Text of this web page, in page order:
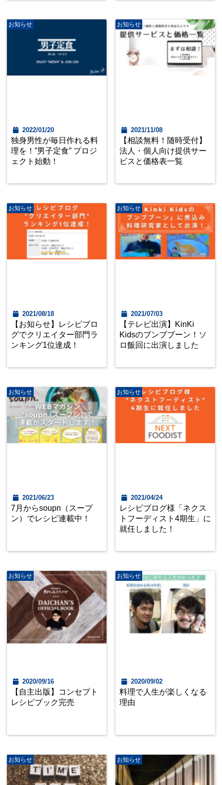
お知らせ
2022/01/20
独身男性が毎日作れる料
理を！”男子定食” プロジ
ェクト始動！
お知らせ
2021/11/08
【相談無料！随時受付】
法人・個人向け提供サー
ビスと価格表一覧
お知らせ
2021/08/18
【お知らせ】レシピブロ
グでクリエイター部門ラ
ンキング1位達成！
お知らせ
2021/07/03
【テレビ出演】KinKi
Kidsのブンブブーン！ソ
ロ飯回に出演しました
お知らせ
2021/06/23
7月からsoupn（スープ
ン）でレシピ連載中！
お知らせ
2021/04/24
レシピブログ様「ネクス
トフーディスト4期生」に
就任しました！
お知らせ
2020/09/16
【自主出版】コンセプト
レシピブック完売
お知らせ
2020/09/02
料理で人生が楽しくなる
理由
お知らせ お知らせ